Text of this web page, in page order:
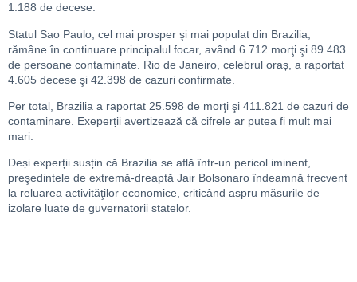
1.188 de decese.
Statul Sao Paulo, cel mai prosper şi mai populat din Brazilia,
rămâne în continuare principalul focar, având 6.712 morţi şi 89.483
de persoane contaminate. Rio de Janeiro, celebrul oraș, a raportat
4.605 decese şi 42.398 de cazuri confirmate.
Per total, Brazilia a raportat 25.598 de morţi şi 411.821 de cazuri de
contaminare. Exeperții avertizează că cifrele ar putea fi mult mai
mari.
Deși experții susțin că Brazilia se află într-un pericol iminent,
preşedintele de extremă-dreaptă Jair Bolsonaro îndeamnă frecvent
la reluarea activităţilor economice, criticând aspru măsurile de
izolare luate de guvernatorii statelor.